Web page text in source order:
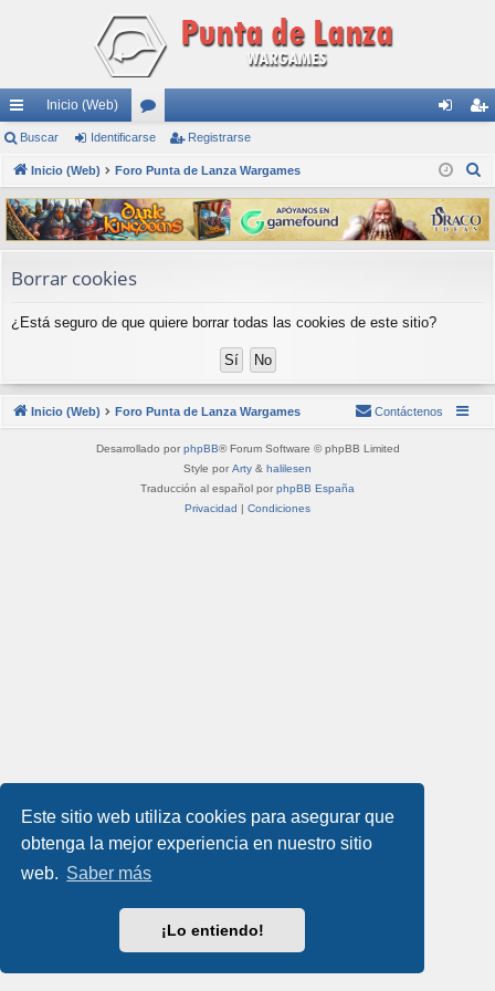
Este sitio web utiliza cookies para asegurar que
obtenga la mejor experiencia en nuestro sitio
web. Saber más
¡Lo entiendo!
nl
ac
es
rá
pi
Inicio (Web)
or
os nti
fic
ar
ist
ra
rs
Buscar Identificarse Registrarse
Inicio (Web) Foro Punta de Lanza Wargames
s
c
Borrar cookies
¿Está seguro de que quiere borrar todas las cookies de este sitio?
Inicio (Web) Foro Punta de Lanza Wargames Contáctenos
Desarrollado por phpBB® Forum Software © phpBB Limited
Style por Arty & halilesen
Traducción al español por phpBB España
Privacidad | Condiciones